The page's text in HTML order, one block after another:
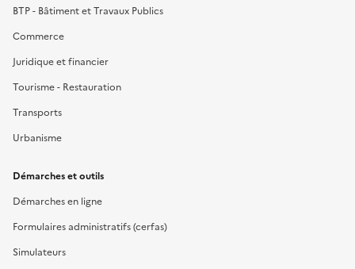
BTP - Bâtiment et Travaux Publics
Commerce
Juridique et financier
Tourisme - Restauration
Transports
Urbanisme
Démarches et outils
Démarches en ligne
Formulaires administratifs (cerfas)
Simulateurs